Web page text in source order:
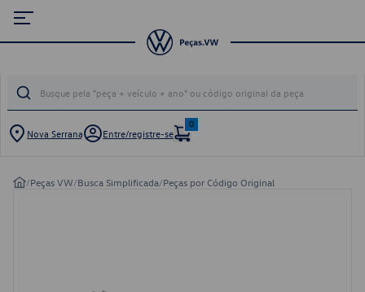
Nova Serrana Entre/registre-se
0
/Peças VW/Busca Simplificada/Peças por Código Original